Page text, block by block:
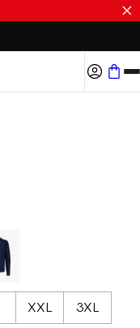
XXL
3XL